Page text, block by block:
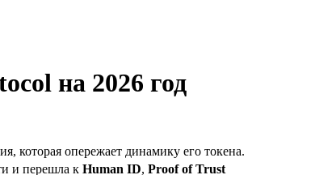
на 2026 год
которая опережает динамику его токена.
и перешла к Human ID, Proof of Trust